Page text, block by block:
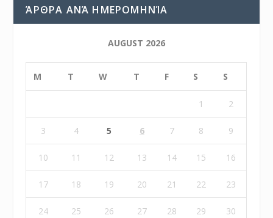
ΆΡΘΡΑ ΑΝΆ ΗΜΕΡΟΜΗΝΊΑ
AUGUST 2026
M T W T F S S
1 2
3 4 5 6 7 8 9
10 11 12 13 14 15 16
17 18 19 20 21 22 23
24 25 26 27 28 29 30